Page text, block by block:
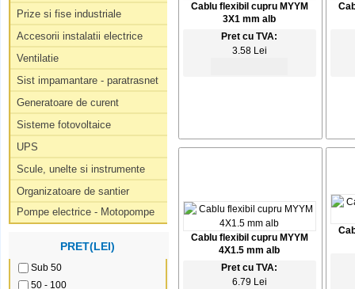
Prize si fise industriale
Accesorii instalatii electrice
Ventilatie
Sist impamantare - paratrasnet
Generatoare de curent
Sisteme fotovoltaice
UPS
Scule, unelte si instrumente
Organizatoare de santier
Pompe electrice - Motopompe
PRET(LEI)
Sub 50
50 - 100
Cablu flexibil cupru MYYM
3X1 mm alb
Pret cu TVA:
3.58 Lei
Cablu flexibil cupru MYYM
4X1.5 mm alb
Pret cu TVA:
6.79 Lei